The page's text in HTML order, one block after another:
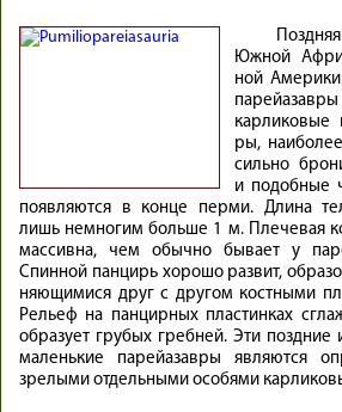
Юж­ной
ной
карли­ко­вые
ры,
сильно
и по­доб­ные
по­яв­ля­ются в конце пер­ми. Длина
лишь не­мно­гим больше 1 м. Пле­че­вая
мас­сивна, чем обычно бы­вает у
Спин­ной пан­цирь хо­ро­шо раз­вит,
няю­щи­ми­ся друг с дру­гом кост­ны­ми
Ре­льеф на пан­цир­ных пла­стин­ках
об­ра­зует гру­бых греб­ней. Эти позд­ние
ма­лень­кие па­рейа­зав­ры яв­ля­ются
зре­лы­ми от­дель­ны­ми осо­бя­ми